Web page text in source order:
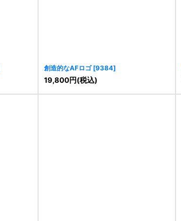
創造的なAFロゴ [9384]
19,800円(税込)